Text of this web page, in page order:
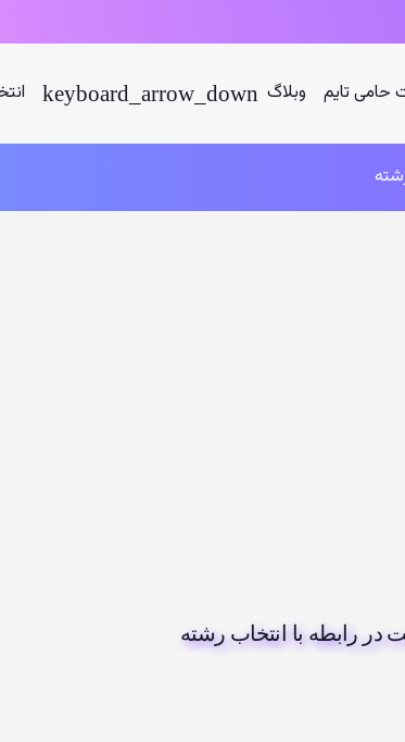
حامی تایم وبلاگ
در رابطه با انتخاب رشته